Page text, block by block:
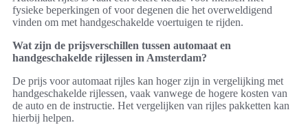
fysieke beperkingen of voor degenen die het overweldigend
vinden om met handgeschakelde voertuigen te rijden.
Wat zijn de prijsverschillen tussen automaat en
handgeschakelde rijlessen in Amsterdam?
De prijs voor automaat rijles kan hoger zijn in vergelijking met
handgeschakelde rijlessen, vaak vanwege de hogere kosten van
de auto en de instructie. Het vergelijken van rijles pakketten kan
hierbij helpen.